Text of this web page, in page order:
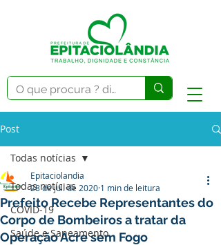
Post
Todas notícias
COVID-19
Saúde e Saneamento
Todas notícias
Prefeito Recebe Representantes do
Corpo de Bombeiros a tratar da
Operação Acre sem Fogo
Epitaciolandia
28 de jul. de 2020 1 min de leitura